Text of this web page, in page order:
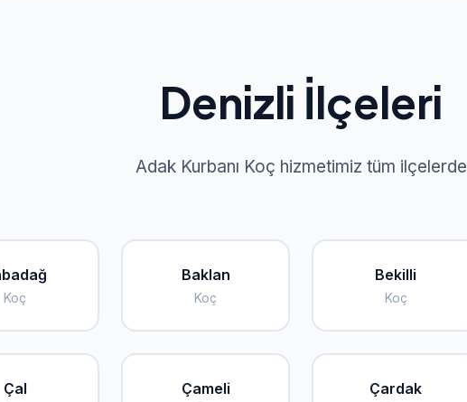
Denizli İlçeleri
Adak Kurbanı Koç hizmetimiz tüm ilçelerde
Koç
Baklan
Koç
Bekilli
Koç
Çal Çameli Çardak